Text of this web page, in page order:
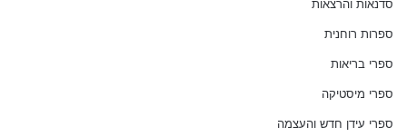
סדנאות והרצאות
ספרות רוחנית
ספרי בריאות
ספרי מיסטיקה
ספרי עידן חדש והעצמה